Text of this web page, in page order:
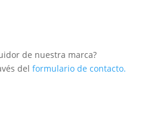
de nuestra marca?
del formulario de contacto.